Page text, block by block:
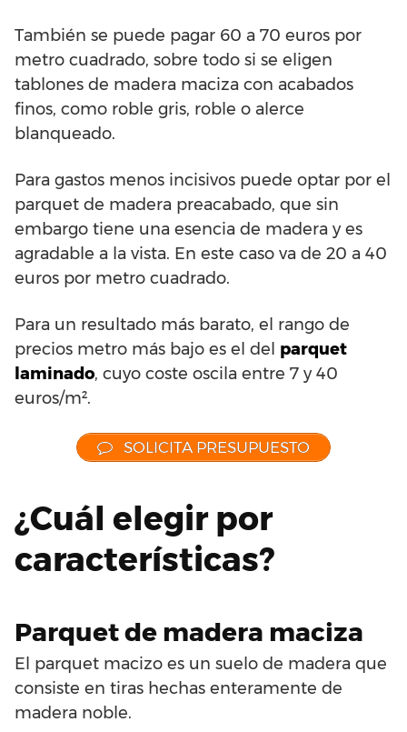
También se puede pagar 60 a 70 euros por
metro cuadrado, sobre todo si se eligen
tablones de madera maciza con acabados
finos, como roble gris, roble o alerce
blanqueado.
Para gastos menos incisivos puede optar por el
parquet de madera preacabado, que sin
embargo tiene una esencia de madera y es
agradable a la vista. En este caso va de 20 a 40
euros por metro cuadrado.
Para un resultado más barato, el rango de
precios metro más bajo es el del parquet
laminado, cuyo coste oscila entre 7 y 40
euros/m².
SOLICITA PRESUPUESTO
¿Cuál elegir por
características?
Parquet de madera maciza
El parquet macizo es un suelo de madera que
consiste en tiras hechas enteramente de
madera noble.